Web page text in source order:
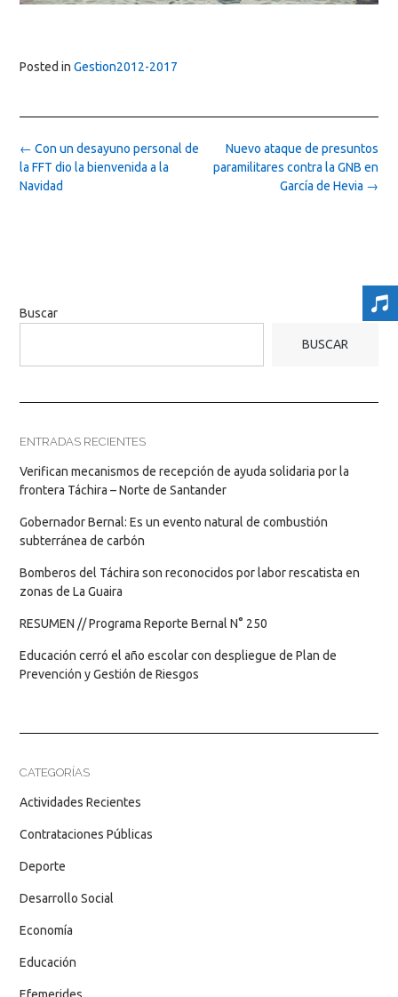
Posted in Gestion2012-2017
Post
navigation
Nuevo ataque de presuntos
paramilitares contra la GNB en
García de Hevia →
← Con un desayuno personal de
la FFT dio la bienvenida a la
Navidad
Buscar
BUSCAR
ENTRADAS RECIENTES
Verifican mecanismos de recepción de ayuda solidaria por la
frontera Táchira – Norte de Santander
Gobernador Bernal: Es un evento natural de combustión
subterránea de carbón
Bomberos del Táchira son reconocidos por labor rescatista en
zonas de La Guaira
RESUMEN // Programa Reporte Bernal N° 250
Educación cerró el año escolar con despliegue de Plan de
Prevención y Gestión de Riesgos
CATEGORÍAS
Actividades Recientes
Contrataciones Públicas
Deporte
Desarrollo Social
Economía
Educación